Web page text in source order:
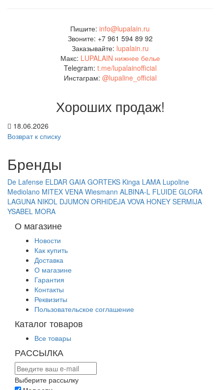
Пишите: info@lupalain.ru
Звоните: +7 961 594 89 92
Заказывайте: lupalain.ru
Макс: LUPALAIN нижнее белье
Telegram: t.me/lupalainofficial
Инстаграм: @lupaline_official
Хороших продаж!
18.06.2026
Возврат к списку
Бренды
De Lafense ELDAR GAIA GORTEKS Kinga LAMA Lupoline
Mediolano MITEX VENA Wiesmann ALBINA-L FLUIDE GLORA
LAGUNA NIKOL DJUMON ORHIDEJA VOVA HONEY SERMIJA
YSABEL MORA
О магазине
Новости
Как купить
Доставка
О магазине
Гарантия
Контакты
Реквизиты
Пользовательское соглашение
Каталог товаров
Все товары
РАССЫЛКА
Выберите рассылку